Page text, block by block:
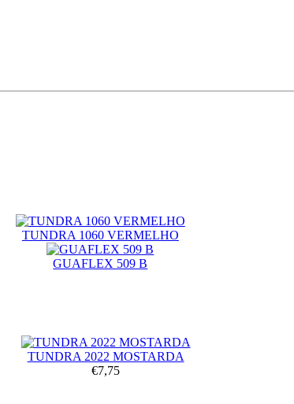
TUNDRA 1060 VERMELHO
GUAFLEX 509 B
TUNDRA 2022 MOSTARDA
€7,75